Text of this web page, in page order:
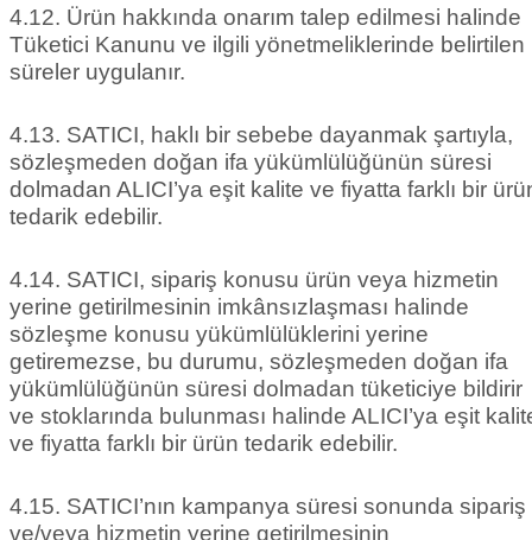
4.12. Ürün hakkında onarım talep edilmesi halinde
Tüketici Kanunu ve ilgili yönetmeliklerinde belirtilen
süreler uygulanır.
4.13. SATICI, haklı bir sebebe dayanmak şartıyla,
sözleşmeden doğan ifa yükümlülüğünün süresi
dolmadan ALICI’ya eşit kalite ve fiyatta farklı bir
tedarik edebilir.
4.14. SATICI, sipariş konusu ürün veya hizmetin
yerine getirilmesinin imkânsızlaşması halinde
sözleşme konusu yükümlülüklerini yerine
getiremezse, bu durumu, sözleşmeden doğan ifa
yükümlülüğünün süresi dolmadan tüketiciye bildirir
ve stoklarında bulunması halinde ALICI’ya eşit
ve fiyatta farklı bir ürün tedarik edebilir.
4.15. SATICI’nın kampanya süresi sonunda sipariş
ve/veya hizmetin yerine getirilmesinin